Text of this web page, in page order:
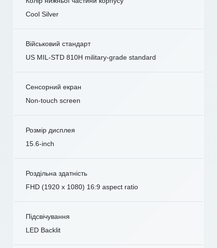
Cool Silver
Військовий стандарт
US MIL-STD 810H military-grade standard
Сенсорний екран
Non-touch screen
Розмір дисплея
15.6-inch
Роздільна здатність
FHD (1920 x 1080) 16:9 aspect ratio
Підсвічування
LED Backlit